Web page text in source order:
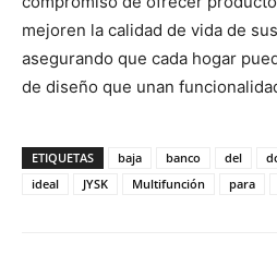
mejoren la calidad de vida de
asegurando que cada hogar
de diseño que unan
ETIQUETAS baja banco del
ideal
JYSK Multifunción para